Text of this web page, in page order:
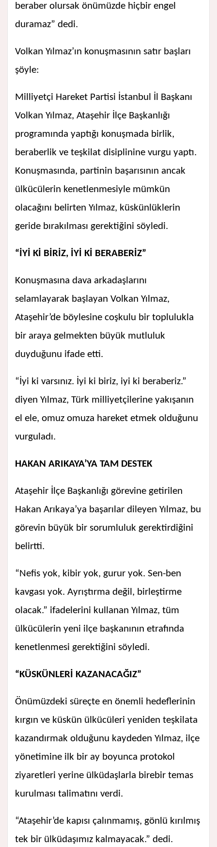
beraber olursak önümüzde hiçbir engel
duramaz” dedi.
Volkan Yılmaz’ın konuşmasının satır başları
şöyle:
Milliyetçi Hareket Partisi İstanbul İl Başkanı
Volkan Yılmaz, Ataşehir İlçe Başkanlığı
programında yaptığı konuşmada birlik,
beraberlik ve teşkilat disiplinine vurgu yaptı.
Konuşmasında, partinin başarısının ancak
ülkücülerin kenetlenmesiyle mümkün
olacağını belirten Yılmaz, küskünlüklerin
geride bırakılması gerektiğini söyledi.
“İYİ Kİ BİRİZ, İYİ Kİ BERABERİZ”
Konuşmasına dava arkadaşlarını
selamlayarak başlayan Volkan Yılmaz,
Ataşehir’de böylesine coşkulu bir toplulukla
bir araya gelmekten büyük mutluluk
duyduğunu ifade etti.
“İyi ki varsınız. İyi ki biriz, iyi ki beraberiz.”
diyen Yılmaz, Türk milliyetçilerine yakışanın
el ele, omuz omuza hareket etmek olduğunu
vurguladı.
HAKAN ARIKAYA’YA TAM DESTEK
Ataşehir İlçe Başkanlığı görevine getirilen
Hakan Arıkaya’ya başarılar dileyen Yılmaz, bu
görevin büyük bir sorumluluk gerektirdiğini
belirtti.
“Nefis yok, kibir yok, gurur yok. Sen-ben
kavgası yok. Ayrıştırma değil, birleştirme
olacak.” ifadelerini kullanan Yılmaz, tüm
ülkücülerin yeni ilçe başkanının etrafında
kenetlenmesi gerektiğini söyledi.
“KÜSKÜNLERİ KAZANACAĞIZ”
Önümüzdeki süreçte en önemli hedeflerinin
kırgın ve küskün ülkücüleri yeniden teşkilata
kazandırmak olduğunu kaydeden Yılmaz, ilçe
yönetimine ilk bir ay boyunca protokol
ziyaretleri yerine ülküdaşlarla birebir temas
kurulması talimatını verdi.
“Ataşehir’de kapısı çalınmamış, gönlü kırılmış
tek bir ülküdaşımız kalmayacak.” dedi.